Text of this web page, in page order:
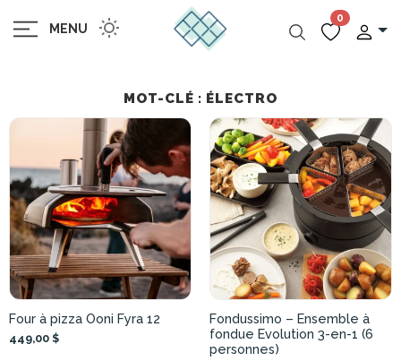
MENU
0
MOT-CLÉ : ÉLECTRO
Four à pizza Ooni Fyra 12
449,00 $
Fondussimo – Ensemble à
fondue Evolution 3-en-1 (6
personnes)